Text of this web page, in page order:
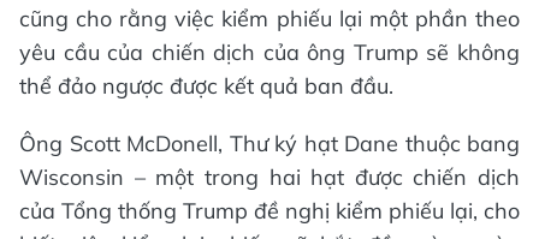
cũng cho rằng việc kiểm phiếu lại một phần theo
yêu cầu của chiến dịch của ông Trump sẽ không
thể đảo ngược được kết quả ban đầu.
Ông Scott McDonell, Thư ký hạt Dane thuộc bang
Wisconsin – một trong hai hạt được chiến dịch
của Tổng thống Trump đề nghị kiểm phiếu lại, cho